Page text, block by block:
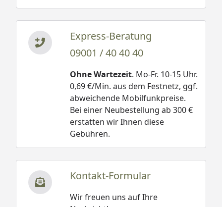
Express-Beratung
09001 / 40 40 40
Ohne Wartezeit. Mo-Fr. 10-15 Uhr.
0,69 €/Min. aus dem Festnetz, ggf.
abweichende Mobilfunkpreise.
Bei einer Neubestellung ab 300 €
erstatten wir Ihnen diese
Gebühren.
Kontakt-Formular
Wir freuen uns auf Ihre